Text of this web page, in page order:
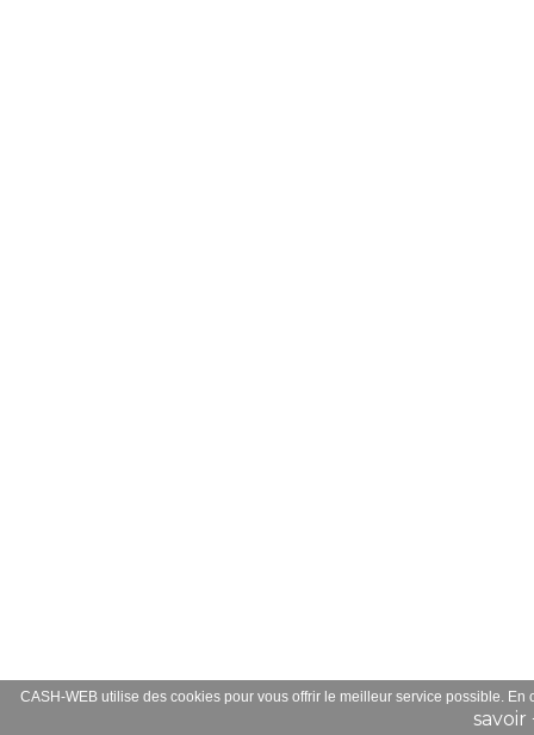
CASH-WEB utilise des cookies pour vous offrir le meilleur service possible.
savoir